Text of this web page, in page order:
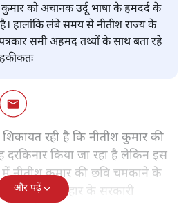
कुमार को अचानक उर्दू भाषा के हमदर्द के
हालांकि लंबे समय से नीतीश राज्य के
समी अहमद तथ्यों के साथ बता रहे
रही है कि नीतीश कुमार की
दरकिनार किया जा रहा है लेकिन इस
नीतीश कुमार की छवि चमकाने के
गई कि बिहार के सरकारी
जाएगी।
और पढ़ें